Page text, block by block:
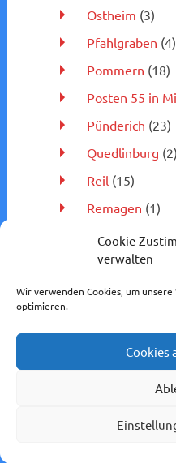
Cookie-
verwalten
Wir verwenden Cookies, um
optimieren.
Cookies
Ostheim (3)
Pfahlgraben (4)
Pommern (18)
Posten 55 in
Pünderich (23)
Quedlinburg (2)
Reil (15)
Remagen (1)
Riedstadt-
Röddenau(4)
Rodheim(7)
Rudersdorf (2)
Rüdesheim
Rüsselsheim